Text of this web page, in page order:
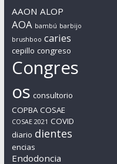
AAON ALOP
AOA bambú barbijo
brushboo caries
cepillo congreso
Congres
os consultorio
COPBA COSAE
COSAE 2021 COVID
diario dientes
encias
Endodoncia